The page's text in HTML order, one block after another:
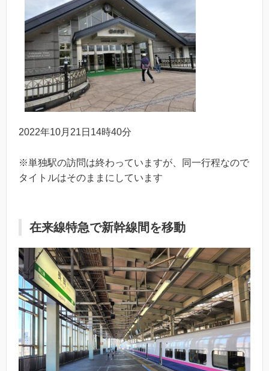
2022年10月21日14時40分
※単独駅の訪問は終わっていますが、同一行程なので
タイトルはそのままにしています
在来線特急で新幹線間を移動